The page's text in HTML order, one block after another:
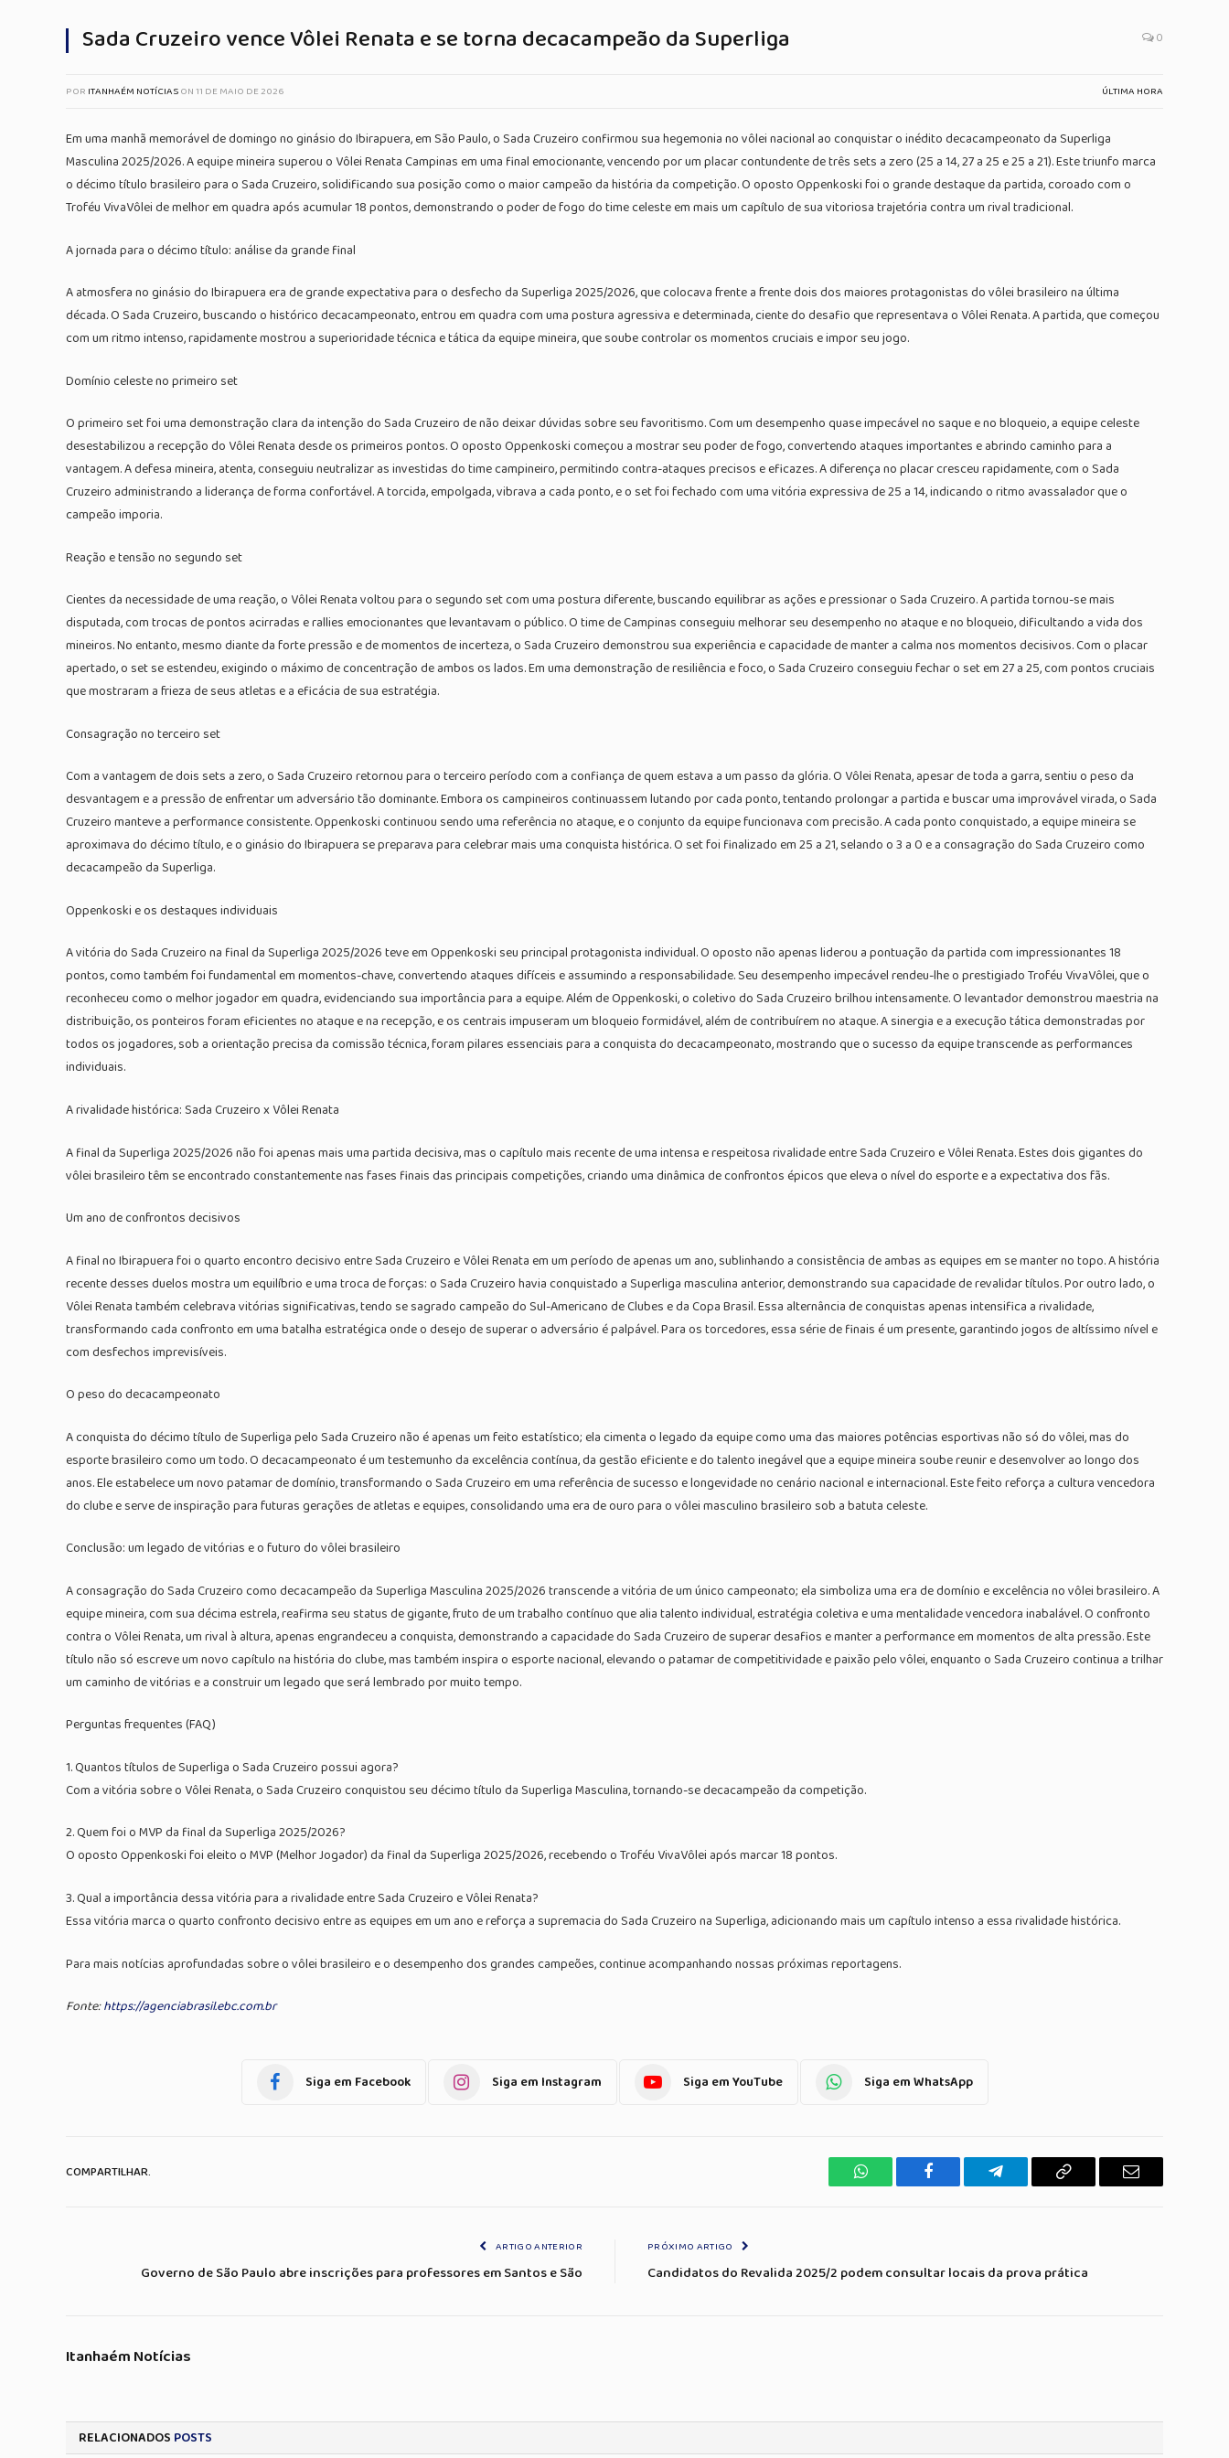
Sada Cruzeiro vence Vôlei Renata e se torna decacampeão da Superliga 0
POR ITANHAÉM NOTÍCIASON11 DE MAIO DE 2026 ÚLTIMA HORA
Em uma manhã memorável de domingo no ginásio do Ibirapuera, em São Paulo, o Sada Cruzeiro confirmou sua hegemonia no vôlei nacional ao conquistar o inédito decacampeonato da Superliga
Masculina 2025/2026. A equipe mineira superou o Vôlei Renata Campinas em uma final emocionante, vencendo por um placar contundente de três sets a zero (25 a 14, 27 a 25 e 25 a 21). Este triunfo marca
o décimo título brasileiro para o Sada Cruzeiro, solidificando sua posição como o maior campeão da história da competição. O oposto Oppenkoski foi o grande destaque da partida, coroado com o
Troféu VivaVôlei de melhor em quadra após acumular 18 pontos, demonstrando o poder de fogo do time celeste em mais um capítulo de sua vitoriosa trajetória contra um rival tradicional.
A jornada para o décimo título: análise da grande final
A atmosfera no ginásio do Ibirapuera era de grande expectativa para o desfecho da Superliga 2025/2026, que colocava frente a frente dois dos maiores protagonistas do vôlei brasileiro na última
década. O Sada Cruzeiro, buscando o histórico decacampeonato, entrou em quadra com uma postura agressiva e determinada, ciente do desafio que representava o Vôlei Renata. A partida, que começou
com um ritmo intenso, rapidamente mostrou a superioridade técnica e tática da equipe mineira, que soube controlar os momentos cruciais e impor seu jogo.
Domínio celeste no primeiro set
O primeiro set foi uma demonstração clara da intenção do Sada Cruzeiro de não deixar dúvidas sobre seu favoritismo. Com um desempenho quase impecável no saque e no bloqueio, a equipe celeste
desestabilizou a recepção do Vôlei Renata desde os primeiros pontos. O oposto Oppenkoski começou a mostrar seu poder de fogo, convertendo ataques importantes e abrindo caminho para a
vantagem. A defesa mineira, atenta, conseguiu neutralizar as investidas do time campineiro, permitindo contra-ataques precisos e eficazes. A diferença no placar cresceu rapidamente, com o Sada
Cruzeiro administrando a liderança de forma confortável. A torcida, empolgada, vibrava a cada ponto, e o set foi fechado com uma vitória expressiva de 25 a 14, indicando o ritmo avassalador que o
campeão imporia.
Reação e tensão no segundo set
Cientes da necessidade de uma reação, o Vôlei Renata voltou para o segundo set com uma postura diferente, buscando equilibrar as ações e pressionar o Sada Cruzeiro. A partida tornou-se mais
disputada, com trocas de pontos acirradas e rallies emocionantes que levantavam o público. O time de Campinas conseguiu melhorar seu desempenho no ataque e no bloqueio, dificultando a vida dos
mineiros. No entanto, mesmo diante da forte pressão e de momentos de incerteza, o Sada Cruzeiro demonstrou sua experiência e capacidade de manter a calma nos momentos decisivos. Com o placar
apertado, o set se estendeu, exigindo o máximo de concentração de ambos os lados. Em uma demonstração de resiliência e foco, o Sada Cruzeiro conseguiu fechar o set em 27 a 25, com pontos cruciais
que mostraram a frieza de seus atletas e a eficácia de sua estratégia.
Consagração no terceiro set
Com a vantagem de dois sets a zero, o Sada Cruzeiro retornou para o terceiro período com a confiança de quem estava a um passo da glória. O Vôlei Renata, apesar de toda a garra, sentiu o peso da
desvantagem e a pressão de enfrentar um adversário tão dominante. Embora os campineiros continuassem lutando por cada ponto, tentando prolongar a partida e buscar uma improvável virada, o Sada
Cruzeiro manteve a performance consistente. Oppenkoski continuou sendo uma referência no ataque, e o conjunto da equipe funcionava com precisão. A cada ponto conquistado, a equipe mineira se
aproximava do décimo título, e o ginásio do Ibirapuera se preparava para celebrar mais uma conquista histórica. O set foi finalizado em 25 a 21, selando o 3 a 0 e a consagração do Sada Cruzeiro como
decacampeão da Superliga.
Oppenkoski e os destaques individuais
A vitória do Sada Cruzeiro na final da Superliga 2025/2026 teve em Oppenkoski seu principal protagonista individual. O oposto não apenas liderou a pontuação da partida com impressionantes 18
pontos, como também foi fundamental em momentos-chave, convertendo ataques difíceis e assumindo a responsabilidade. Seu desempenho impecável rendeu-lhe o prestigiado Troféu VivaVôlei, que o
reconheceu como o melhor jogador em quadra, evidenciando sua importância para a equipe. Além de Oppenkoski, o coletivo do Sada Cruzeiro brilhou intensamente. O levantador demonstrou maestria na
distribuição, os ponteiros foram eficientes no ataque e na recepção, e os centrais impuseram um bloqueio formidável, além de contribuírem no ataque. A sinergia e a execução tática demonstradas por
todos os jogadores, sob a orientação precisa da comissão técnica, foram pilares essenciais para a conquista do decacampeonato, mostrando que o sucesso da equipe transcende as performances
individuais.
A rivalidade histórica: Sada Cruzeiro x Vôlei Renata
A final da Superliga 2025/2026 não foi apenas mais uma partida decisiva, mas o capítulo mais recente de uma intensa e respeitosa rivalidade entre Sada Cruzeiro e Vôlei Renata. Estes dois gigantes do
vôlei brasileiro têm se encontrado constantemente nas fases finais das principais competições, criando uma dinâmica de confrontos épicos que eleva o nível do esporte e a expectativa dos fãs.
Um ano de confrontos decisivos
A final no Ibirapuera foi o quarto encontro decisivo entre Sada Cruzeiro e Vôlei Renata em um período de apenas um ano, sublinhando a consistência de ambas as equipes em se manter no topo. A história
recente desses duelos mostra um equilíbrio e uma troca de forças: o Sada Cruzeiro havia conquistado a Superliga masculina anterior, demonstrando sua capacidade de revalidar títulos. Por outro lado, o
Vôlei Renata também celebrava vitórias significativas, tendo se sagrado campeão do Sul-Americano de Clubes e da Copa Brasil. Essa alternância de conquistas apenas intensifica a rivalidade,
transformando cada confronto em uma batalha estratégica onde o desejo de superar o adversário é palpável. Para os torcedores, essa série de finais é um presente, garantindo jogos de altíssimo nível e
com desfechos imprevisíveis.
O peso do decacampeonato
A conquista do décimo título de Superliga pelo Sada Cruzeiro não é apenas um feito estatístico; ela cimenta o legado da equipe como uma das maiores potências esportivas não só do vôlei, mas do
esporte brasileiro como um todo. O decacampeonato é um testemunho da excelência contínua, da gestão eficiente e do talento inegável que a equipe mineira soube reunir e desenvolver ao longo dos
anos. Ele estabelece um novo patamar de domínio, transformando o Sada Cruzeiro em uma referência de sucesso e longevidade no cenário nacional e internacional. Este feito reforça a cultura vencedora
do clube e serve de inspiração para futuras gerações de atletas e equipes, consolidando uma era de ouro para o vôlei masculino brasileiro sob a batuta celeste.
Conclusão: um legado de vitórias e o futuro do vôlei brasileiro
A consagração do Sada Cruzeiro como decacampeão da Superliga Masculina 2025/2026 transcende a vitória de um único campeonato; ela simboliza uma era de domínio e excelência no vôlei brasileiro. A
equipe mineira, com sua décima estrela, reafirma seu status de gigante, fruto de um trabalho contínuo que alia talento individual, estratégia coletiva e uma mentalidade vencedora inabalável. O confronto
contra o Vôlei Renata, um rival à altura, apenas engrandeceu a conquista, demonstrando a capacidade do Sada Cruzeiro de superar desafios e manter a performance em momentos de alta pressão. Este
título não só escreve um novo capítulo na história do clube, mas também inspira o esporte nacional, elevando o patamar de competitividade e paixão pelo vôlei, enquanto o Sada Cruzeiro continua a trilhar
um caminho de vitórias e a construir um legado que será lembrado por muito tempo.
Perguntas frequentes (FAQ)
1. Quantos títulos de Superliga o Sada Cruzeiro possui agora?
Com a vitória sobre o Vôlei Renata, o Sada Cruzeiro conquistou seu décimo título da Superliga Masculina, tornando-se decacampeão da competição.
2. Quem foi o MVP da final da Superliga 2025/2026?
O oposto Oppenkoski foi eleito o MVP (Melhor Jogador) da final da Superliga 2025/2026, recebendo o Troféu VivaVôlei após marcar 18 pontos.
3. Qual a importância dessa vitória para a rivalidade entre Sada Cruzeiro e Vôlei Renata?
Essa vitória marca o quarto confronto decisivo entre as equipes em um ano e reforça a supremacia do Sada Cruzeiro na Superliga, adicionando mais um capítulo intenso a essa rivalidade histórica.
Para mais notícias aprofundadas sobre o vôlei brasileiro e o desempenho dos grandes campeões, continue acompanhando nossas próximas reportagens.
Fonte:https://agenciabrasil.ebc.com.br
Siga em Facebook Siga em Instagram Siga em YouTube Siga em WhatsApp
COMPARTILHAR.
WhatsAppFacebook TelegramaCopiar
E-
ARTIGO ANTERIOR
Governo de São Paulo abre inscrições para professores em Santos e São
PRÓXIMO ARTIGO
Candidatos do Revalida 2025/2 podem consultar locais da prova prática
Itanhaém Notícias
RELACIONADOS POSTS